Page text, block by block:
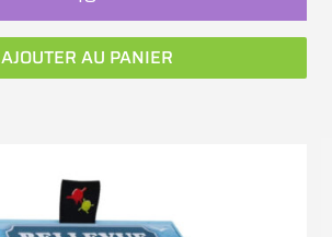
AJOUTER AU PANIER